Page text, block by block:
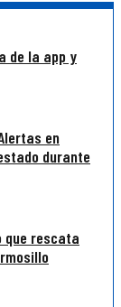
de la app y
en
durante
que rescata